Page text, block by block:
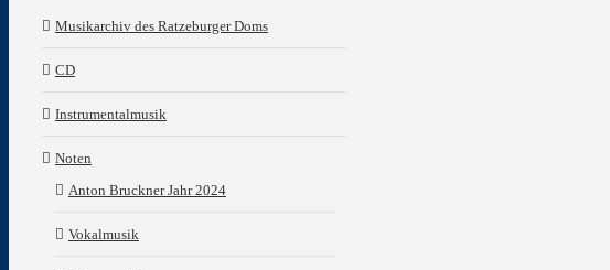
Musikarchiv des Ratzeburger Doms
CD
Instrumentalmusik
Noten
Anton Bruckner Jahr 2024
Vokalmusik